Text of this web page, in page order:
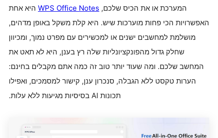
המערכת או את הכיס שלכם, WPS Office Notes היא אחת
האפשרויות הכי פחות מוערכות שיש. היא קלת משקל באופן מדהים,
מושלמת למחשבים ישנים או למכשירים עם מפרט נמוך, ומכיוון
שחלק גדול מהפונקציונליות שלה רץ בענן, היא לא תאט את
המחשב שלכם. ומה שעוד יותר טוב זה כמה אתם מקבלים בחינם:
הערות טקסט ללא הגבלה, סנכרון ענן, קישור למסמכים, ואפילו
תכונות AI בסיסיות מגיעות ללא עלות.